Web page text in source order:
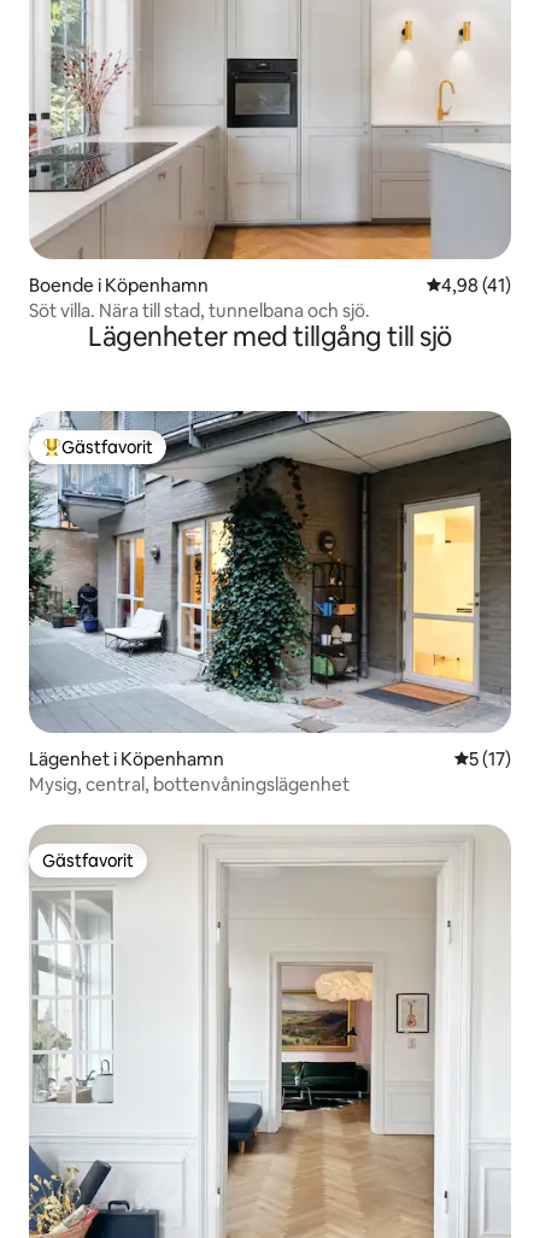
Boende i Köpenhamn 4,98 av 5 i
4,98 (41)
Söt villa. Nära till stad, tunnelbana och sjö.
Lägenheter med tillgång till sjö
Populär gästfavorit
Gästfavorit
Lägenhet i Köpenhamn 5 av 5 i
5 (17)
Mysig, central, bottenvåningslägenhet
Gästfavorit
Gästfavorit